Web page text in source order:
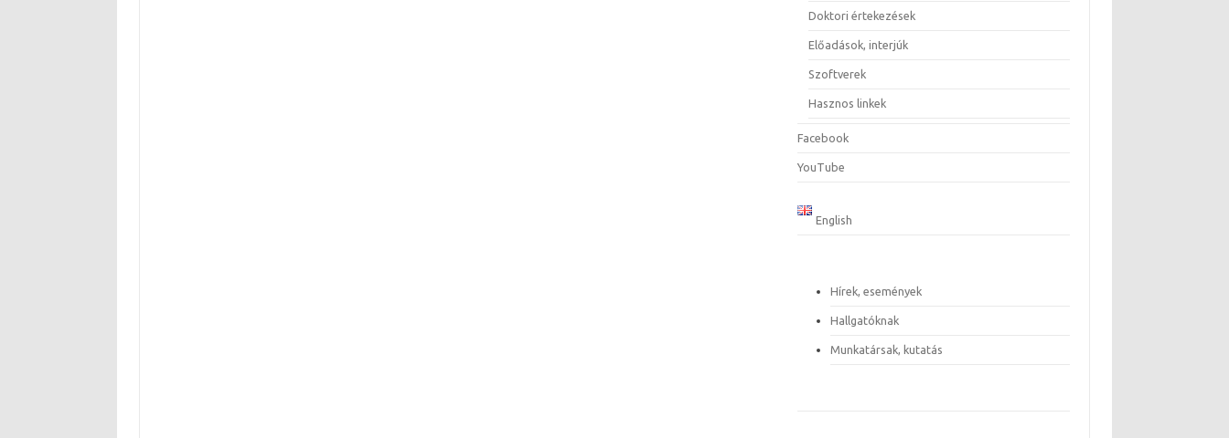
Doktori értekezések
Előadások, interjúk
Szoftverek
Hasznos linkek
Facebook
YouTube
English
Hírek, események
Hallgatóknak
Munkatársak, kutatás